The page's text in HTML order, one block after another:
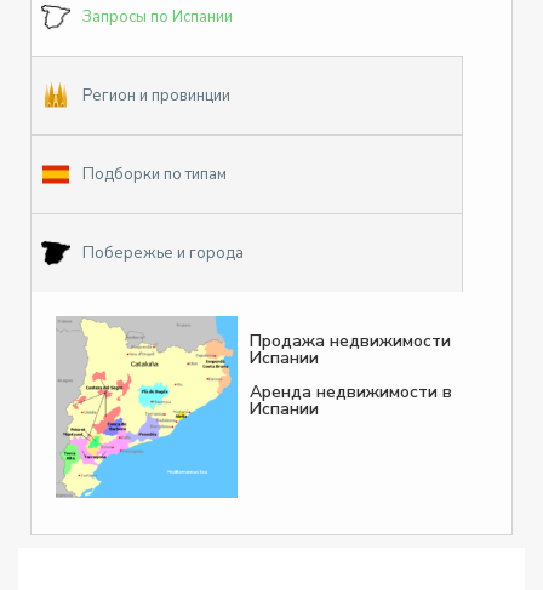
Запросы по Испании
Регион и провинции
Подборки по типам
Побережье и города
Продажа недвижимости
Испании
Аренда недвижимости в
Испании